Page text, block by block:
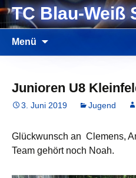
Zum
InhaltTC Blau-Weiß
Menü
Junioren U8
3. Juni 2019 Jugend
Glückwunsch an Clemens,
Team gehört noch Noah.